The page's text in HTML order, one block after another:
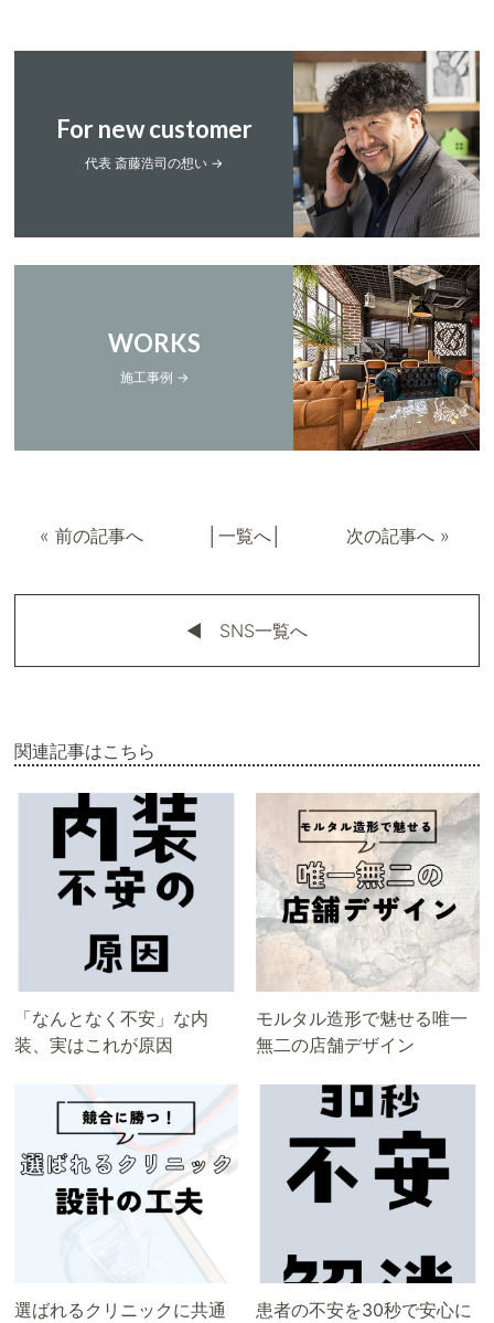
For new customer
代表 斎藤浩司の想い →
WORKS
施工事例 →
« 前の記事へ 一覧へ│ 次の記事へ»
◀︎ SNS一覧へ
関連記事はこちら
「なんとなく不安」な内
装、実はこれが原因
モルタル造形で魅せる唯一
無二の店舗デザイン
選ばれるクリニックに共通
患者の不安を30秒で安心に